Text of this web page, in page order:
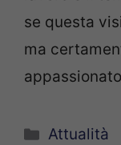
se questa
ma
Categorie
Attualità